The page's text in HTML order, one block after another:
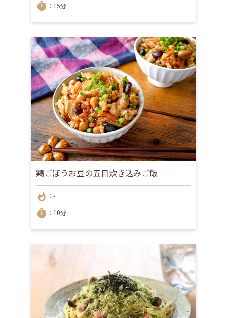
timer ：15分
鶏ごぼうお豆の五目炊き込みご飯
whatshot ：-
timer ：10分